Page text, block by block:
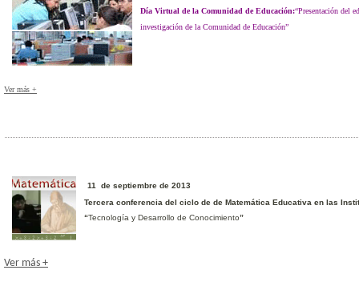
Día Virtual de la Comunidad de Educación:“Presentación del
investigación de la Comunidad de Educación”
Ver más +
11 de septiembre de 2013
Tercera conferencia del ciclo de de Matemática Educativa en las
“Tecnología y Desarrollo de Conocimiento”
Ver más +